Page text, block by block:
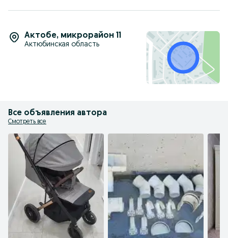
Актобе, микрорайон 11
Актюбинская область
Все объявления автора
Смотреть все